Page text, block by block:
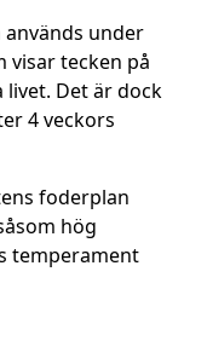
under
visar tecken på
Det är dock
4 veckors
foderplan
hög
temperament